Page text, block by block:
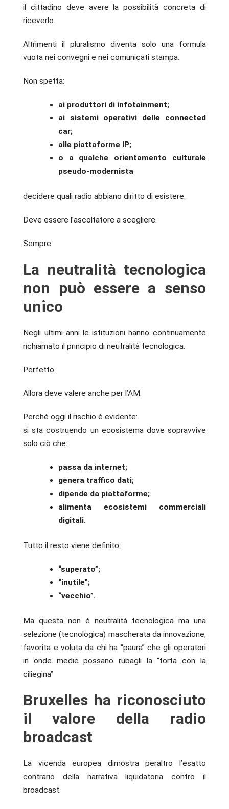
il cittadino deve avere la possibilità concreta di
riceverlo.
Altrimenti il pluralismo diventa solo una formula
vuota nei convegni e nei comunicati stampa.
Non spetta:
ai produttori di infotainment;
ai sistemi operativi delle connected
car;
alle piattaforme IP;
o a qualche orientamento culturale
pseudo-modernista
decidere quali radio abbiano diritto di esistere.
Deve essere l’ascoltatore a scegliere.
Sempre.
La neutralità tecnologica
non può essere a senso
unico
Negli ultimi anni le istituzioni hanno continuamente
richiamato il principio di neutralità tecnologica.
Perfetto.
Allora deve valere anche per l’AM.
Perché oggi il rischio è evidente:
si sta costruendo un ecosistema dove sopravvive
solo ciò che:
passa da internet;
genera traffico dati;
dipende da piattaforme;
alimenta ecosistemi commerciali
digitali.
Tutto il resto viene definito:
“superato”;
“inutile”;
“vecchio”.
Ma questa non è neutralità tecnologica ma una
selezione (tecnologica) mascherata da innovazione,
favorita e voluta da chi ha “paura” che gli operatori
in onde medie possano rubagli la “torta con la
ciliegina”
Bruxelles ha riconosciuto
il valore della radio
broadcast
La vicenda europea dimostra peraltro l’esatto
contrario della narrativa liquidatoria contro il
broadcast.